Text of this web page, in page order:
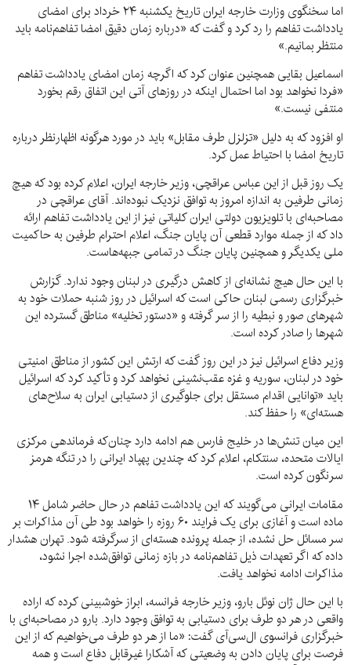
اما سخنگوی وزارت خارجه ایران تاریخ یکشنبه ۲۴ خرداد برای امضای
یادداشت تفاهم را رد کرد و گفت که «درباره زمان دقیق امضا تفاهم‌نامه باید
منتظر بمانیم.»
اسماعیل بقایی همچنین عنوان کرد که اگرچه زمان امضای یادداشت تفاهم
«فردا نخواهد بود اما احتمال اینکه در روزهای آتی این اتفاق رقم بخورد
منتفی نیست.»
او افزود که به دلیل «تزلزل طرف مقابل» باید در مورد هرگونه اظهارنظر درباره
تاریخ امضا با احتیاط عمل کرد.
یک روز قبل از این عباس عراقچی، وزیر خارجه ایران، اعلام کرده بود که هیچ
زمانی طرفین به اندازه امروز به توافق نزدیک نبوده‌اند. آقای عراقچی در
مصاحبه‌ای با تلویزیون دولتی ایران کلیاتی نیز از این یادداشت تفاهم ارائه
داد که از جمله موارد قطعی آن پایان جنگ، اعلام احترام طرفین به حاکمیت
ملی یکدیگر و همچنین پایان جنگ در تمامی جبهه‌هاست.
با این حال هیچ نشانه‌ای از کاهش درگیری در لبنان وجود ندارد. گزارش
خبرگزاری رسمی لبنان حاکی است که اسرائیل در روز شنبه حملات خود به
شهرهای صور و نبطیه را از سر گرفته و «دستور تخلیه» مناطق گسترده این
شهرها را صادر کرده است.
وزیر دفاع اسرائیل نیز در این روز گفت که ارتش این کشور از مناطق امنیتی
خود در لبنان، سوریه و غزه عقب‌نشینی نخواهد کرد و تأکید کرد که اسرائیل
باید «توانایی اقدام مستقل برای جلوگیری از دستیابی ایران به سلاح‌های
هسته‌ای» را حفظ کند.
این میان تنش‌ها در خلیج فارس هم ادامه دارد چنان‌که فرماندهی مرکزی
ایالات متحده، سنتکام، اعلام کرد که چندین پهپاد ایرانی را در تنگه هرمز
سرنگون کرده است.
مقامات ایرانی می‌گویند که این یادداشت تفاهم در حال حاضر شامل ۱۴
ماده است و آغازی برای یک فرایند ۶۰ روزه را خواهد بود طی آن مذاکرات بر
سر مسائل حل نشده، از جمله پرونده هسته‌ای از سرگرفته شود. تهران هشدار
داده که اگر تعهدات ذیل تفاهم‌نامه در بازه زمانی توافق‌شده اجرا نشود،
مذاکرات ادامه نخواهد یافت.
با این حال ژان نوئل بارو، وزیر خارجه فرانسه، ابراز خوشبینی کرده که اراده
واقعی در هر دو طرف برای دستیابی به توافق وجود دارد. بارو در مصاحبه‌ای با
خبرگزاری فرانسوی ال‌سی‌آی گفت: «ما از هر دو طرف می‌خواهیم که از این
فرصت برای پایان دادن به وضعیتی که آشکارا غیرقابل دفاع است و همه